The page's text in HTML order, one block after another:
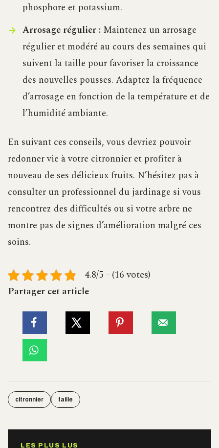
phosphore et potassium.
Arrosage régulier :Maintenez un arrosage
régulier et modéré au cours des semaines qui
suivent la taille pour favoriser la croissance
des nouvelles pousses. Adaptez la fréquence
d’arrosage en fonction de la température et de
l’humidité ambiante.
En suivant ces conseils, vous devriez pouvoir
redonner vie à votre citronnier et profiter à
nouveau de ses délicieux fruits. N’hésitez pas à
consulter un professionnel du jardinage si vous
rencontrez des difficultés ou si votre arbre ne
montre pas de signes d’amélioration malgré ces
soins.
4.8/5 - (16 votes)
Partager cet article
citronnier taille
LES PLUS LUS